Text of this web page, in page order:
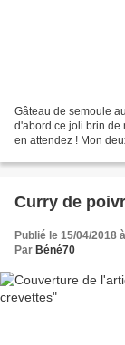
Gâteau de semoule
d'abord ce joli brin de
en attendez ! Mon
Curry de
Publié le 15/04/2018
Par Béné70